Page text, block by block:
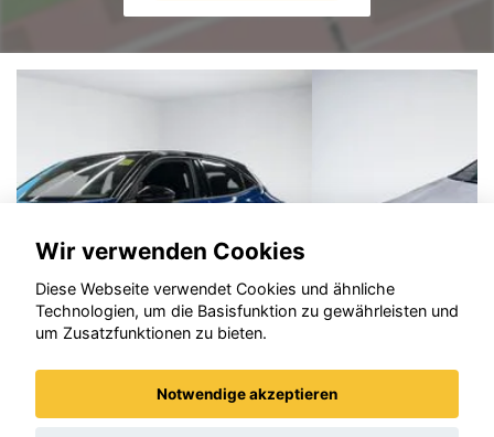
Wir verwenden Cookies
Diese Webseite verwendet Cookies und ähnliche
Technologien, um die Basisfunktion zu gewährleisten und
um Zusatzfunktionen zu bieten.
Notwendige akzeptieren